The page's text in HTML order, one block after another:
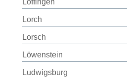
Löffingen
Lorch
Lorsch
Löwenstein
Ludwigsburg